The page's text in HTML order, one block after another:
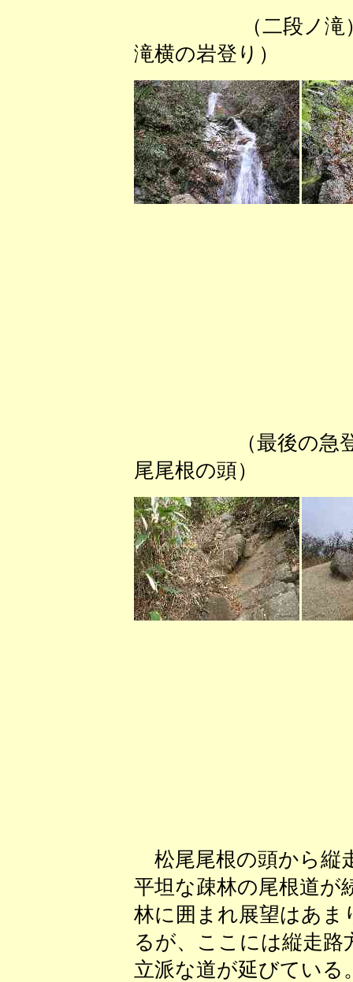
（二段ノ
滝横の岩登り）
（最後
尾尾根の頭） （
松尾尾根の頭から縦
平坦な疎林の尾根道が
林に囲まれ展望はあま
るが、ここには縦走
立派な道が延びている